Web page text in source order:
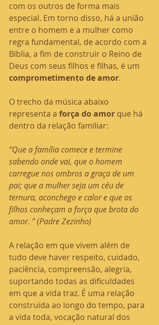
com os outros de forma mais
especial. Em torno disso, há a união
entre o homem e a mulher como
regra fundamental, de acordo com a
Bíblia, a fim de construir o Reino de
Deus com seus filhos e filhas, é um
comprometimento de amor.
O trecho da música abaixo
representa a força do amor que há
dentro da relação familiar:
“Que a família comece e termine
sabendo onde vai, que o homem
carregue nos ombros a graça de um
pai; que a mulher seja um céu de
ternura, aconchego e calor e que os
filhos conheçam a força que brota do
amor. ” (Padre Zezinho)
A relação em que vivem além de
tudo deve haver respeito, cuidado,
paciência, compreensão, alegria,
suportando todas as dificuldades
em que a vida traz. É uma relação
construída ao longo do tempo, para
a vida toda, vocação natural dos